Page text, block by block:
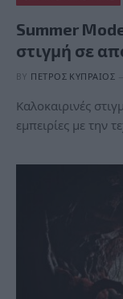
Summer
στιγμή σε
BY ΠΈΤΡΟΣ ΚΥΠΡΑΊΟΣ
Καλοκαιρινές
εμπειρίες με την